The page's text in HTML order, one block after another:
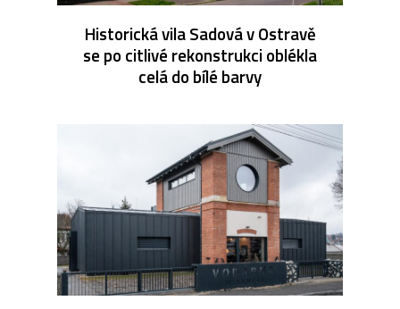
Historická vila Sadová v Ostravě
se po citlivé rekonstrukci oblékla
celá do bílé barvy